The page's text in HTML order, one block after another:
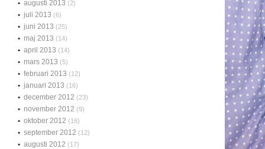
augusti 2013 (2)
juli 2013 (6)
juni 2013 (25)
maj 2013 (14)
april 2013 (14)
mars 2013 (5)
februari 2013 (12)
januari 2013 (16)
december 2012 (23)
november 2012 (9)
oktober 2012 (16)
september 2012 (12)
augusti 2012 (17)